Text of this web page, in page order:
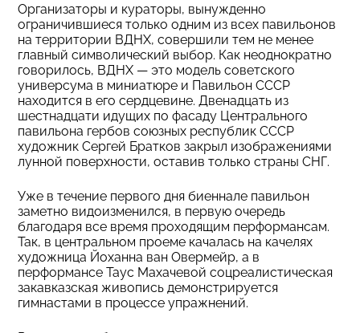
Организаторы и кураторы, вынужденно
ограничившиеся только одним из всех павильонов
на территории ВДНХ, совершили тем не менее
главный символический выбор. Как неоднократно
говорилось, ВДНХ — это модель советского
универсума в миниатюре и Павильон СССР
находится в его сердцевине. Двенадцать из
шестнадцати идущих по фасаду Центрального
павильона гербов союзных республик СССР
художник Сергей Братков закрыл изображениями
лунной поверхности, оставив только страны СНГ.
Уже в течение первого дня биеннале павильон
заметно видоизменился, в первую очередь
благодаря все время проходящим перформансам.
Так, в центральном проеме качалась на качелях
художница Йоханна ван Овермейр, а в
перформансе Таус Махачевой соцреалистическая
закавказская живопись демонстрируется
гимнастами в процессе упражнений.